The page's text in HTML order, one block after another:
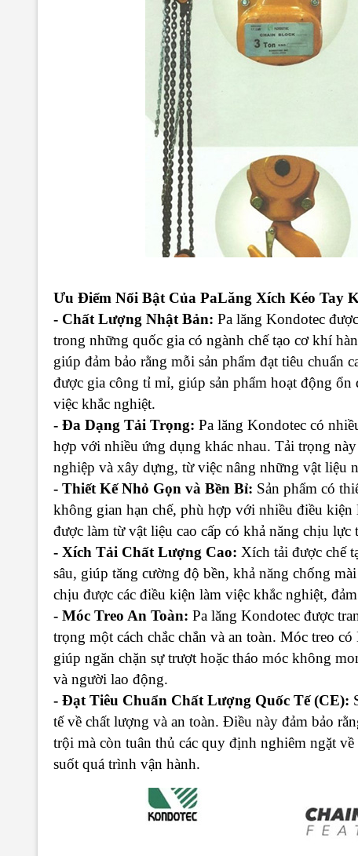
Ưu Điểm Nổi Bật Của PaLăng Xích Kéo Tay
- Chất Lượng Nhật Bản: Pa lăng Kondotec
trong những quốc gia có ngành chế tạo cơ khí
giúp đảm bảo rằng mỗi sản phẩm đạt tiêu chuẩn
được gia công tỉ mỉ, giúp sản phẩm hoạt động
việc khắc nghiệt.
- Đa Dạng Tải Trọng: Pa lăng Kondotec có
hợp với nhiều ứng dụng khác nhau. Tải trọng
nghiệp và xây dựng, từ việc nâng những vật liệu
- Thiết Kế Nhỏ Gọn và Bền Bỉ: Sản phẩm có
không gian hạn chế, phù hợp với nhiều điều
được làm từ vật liệu cao cấp có khả năng chịu
- Xích Tải Chất Lượng Cao: Xích tải được chế
sâu, giúp tăng cường độ bền, khả năng chống
chịu được các điều kiện làm việc khắc nghiệt,
- Móc Treo An Toàn: Pa lăng Kondotec được
trọng một cách chắc chắn và an toàn. Móc treo
giúp ngăn chặn sự trượt hoặc tháo móc không
và người lao động.
- Đạt Tiêu Chuẩn Chất Lượng Quốc Tế (CE):
tế về chất lượng và an toàn. Điều này đảm bảo
trội mà còn tuân thủ các quy định nghiêm ngặt
suốt quá trình vận hành.